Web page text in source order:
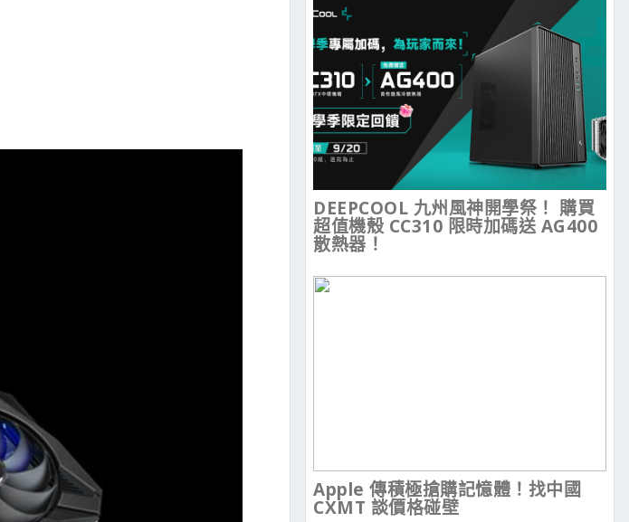
DEEPCOOL 九州風神開學祭！ 購買
超值機殼 CC310 限時加碼送 AG400
散熱器！
Apple 傳積極搶購記憶體！找中國
CXMT 談價格碰壁